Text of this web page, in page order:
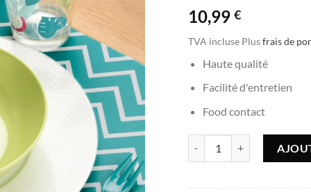
10,99€
TVA incluse Plusfrais de
Haute qualité
Facilité d'entretien
Food contact